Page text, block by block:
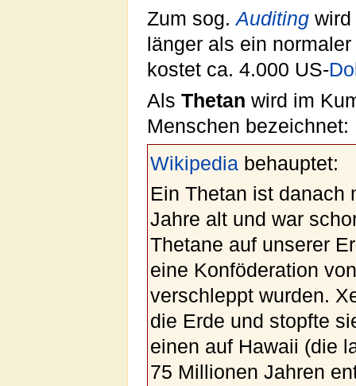
Zum sog.Auditing
länger als ein
kostet ca. 4.000 US-
Als Thetan wird im
Menschen bezeichnet:
Wikipedia behauptet:
Ein Thetan ist danach
Jahre alt und war
Thetane auf unserer
eine Konföderation
verschleppt wurden.
die Erde und stopfte
einen auf Hawaii (die
75 Millionen Jahren